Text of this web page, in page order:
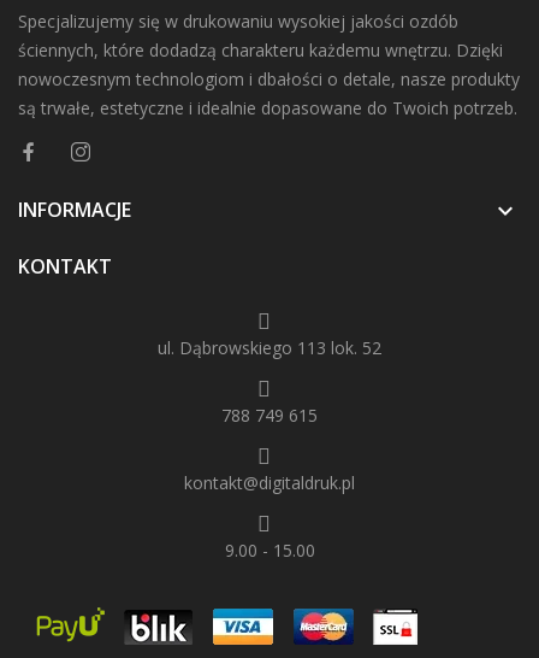
Specjalizujemy się w drukowaniu wysokiej jakości ozdób
ściennych, które dodadzą charakteru każdemu wnętrzu. Dzięki
nowoczesnym technologiom i dbałości o detale, nasze produkty
są trwałe, estetyczne i idealnie dopasowane do Twoich potrzeb.
INFORMACJE 
KONTAKT
ul. Dąbrowskiego 113 lok. 52
788 749 615
kontakt@digitaldruk.pl
9.00 - 15.00